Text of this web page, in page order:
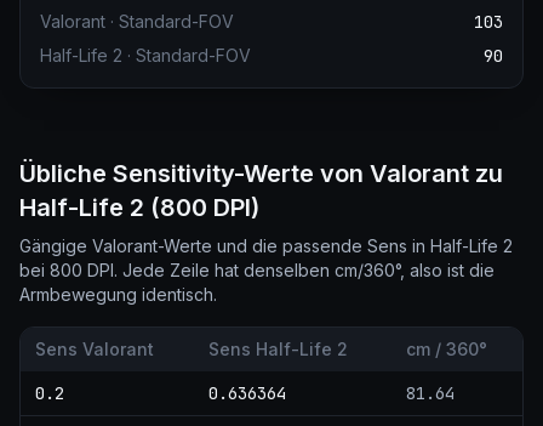
Valorant · Standard-FOV 103
Half-Life 2 · Standard-FOV 90
Übliche Sensitivity-Werte von Valorant zu
Half-Life 2 (800 DPI)
Gängige Valorant-Werte und die passende Sens in Half-Life 2
bei 800 DPI. Jede Zeile hat denselben cm/360°, also ist die
Armbewegung identisch.
Sens Valorant Sens Half-Life 2 cm / 360°
0.2 0.636364 81.64